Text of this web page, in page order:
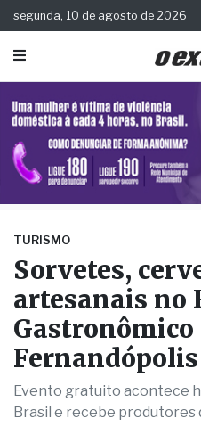
segunda, 10 de agosto de 2026
TURISMO
Sorvetes,
artesanais no
Gastronômico
Fernandópolis
Evento gratuito acontece
Brasil e recebe produtores